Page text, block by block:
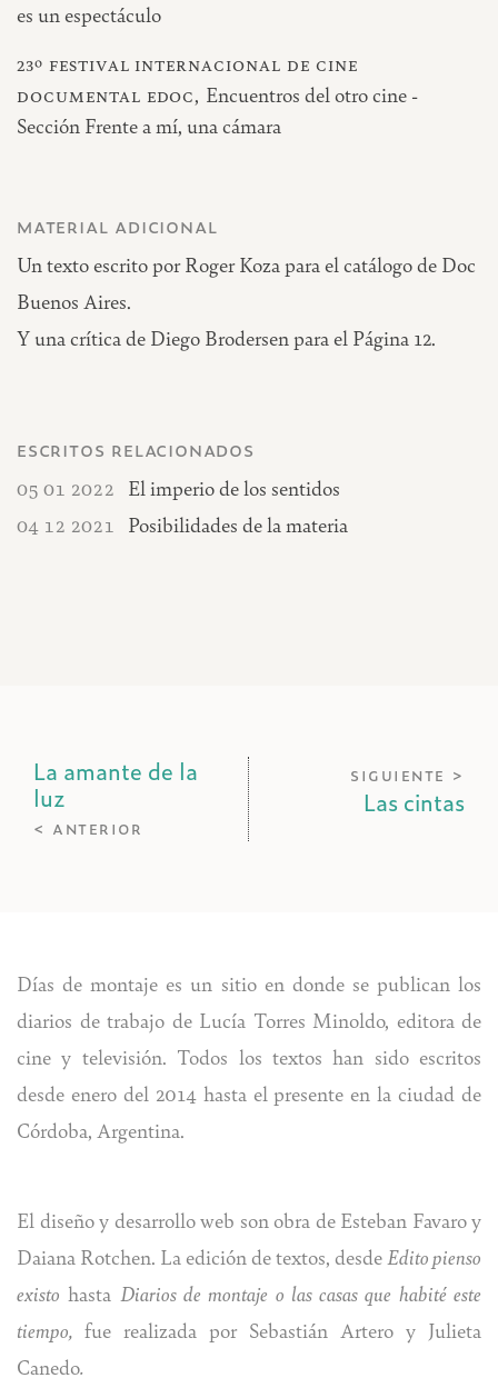
es un espectáculo
23º festival internacional de cine
documental edoc, Encuentros del otro cine -
Sección Frente a mí, una cámara
material adicional
Untextoescrito por Roger Koza para el catálogo de Doc
Buenos Aires.
Y unacríticade Diego Brodersen para el Página 12.
escritos relacionados
05 01 2022
El imperio de los sentidos
04 12 2021
Posibilidades de la materia
La amante de la
luz
< anterior
siguiente >
Las cintas
Días de montaje es un sitio en donde se publican los
diarios de trabajo de Lucía Torres Minoldo, editora de
cine y televisión. Todos los textos han sido escritos
desde enero del 2014 hasta el presente en la ciudad de
Córdoba, Argentina.
El diseño y desarrollo web son obra de Esteban Favaroy
Daiana Rotchen. La edición de textos, desdeEdito pienso
existo hasta Diarios de montaje o las casas que habité este
tiempo, fue realizada por Sebastián Artero y Julieta
Canedo.